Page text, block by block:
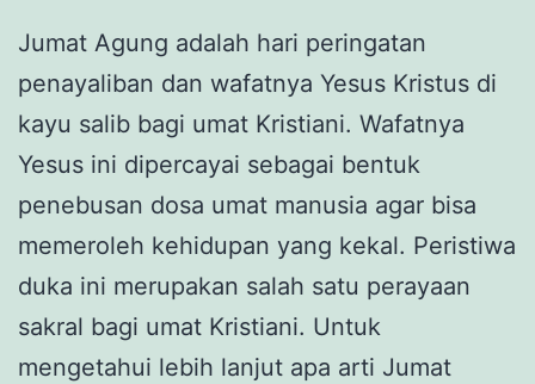
Jumat Agung adalah hari peringatan
penayaliban dan wafatnya Yesus Kristus di
kayu salib bagi umat Kristiani. Wafatnya
Yesus ini dipercayai sebagai bentuk
penebusan dosa umat manusia agar bisa
memeroleh kehidupan yang kekal. Peristiwa
duka ini merupakan salah satu perayaan
sakral bagi umat Kristiani. Untuk
mengetahui lebih lanjut apa arti Jumat